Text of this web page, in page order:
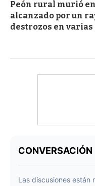
Peón rural murió
alcanzado por un
destrozos en varias